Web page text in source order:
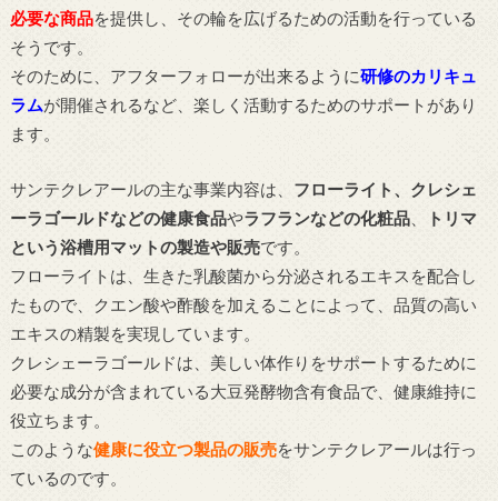
必要な商品を提供し、その輪を広げるための活動を行っている
そうです。
そのために、アフターフォローが出来るように研修のカリキュ
ラムが開催されるなど、楽しく活動するためのサポートがあり
ます。
サンテクレアールの主な事業内容は、 フローライト、クレシェ
ーラゴールドなどの健康食品やラフランなどの化粧品、
トリマ
という浴槽用マットの製造や販売です。
フローライトは、生きた乳酸菌から分泌されるエキスを配合し
たもので、クエン酸や酢酸を加えることによって、品質の高い
エキスの精製を実現しています。
クレシェーラゴールドは、美しい体作りをサポートするために
必要な成分が含まれている大豆発酵物含有食品で、健康維持に
役立ちます。
このような健康に役立つ製品の販売をサンテクレアールは行っ
ているのです。